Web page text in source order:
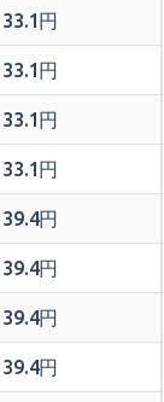
33.1円
33.1円
33.1円
33.1円
39.4円
39.4円
39.4円
39.4円